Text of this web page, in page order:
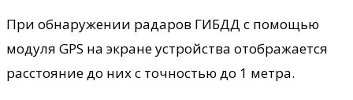
При обнаружении радаров ГИБДД с помощью
модуля GPS на экране устройства отображается
расстояние до них с точностью до 1 метра.